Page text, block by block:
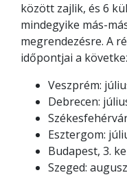
között zajlik, és 6
mindegyike más-
megrendezésre. A
időpontjai a
Veszprém:
Debrecen:
Esztergom:
Budapest, 3.
Szeged: